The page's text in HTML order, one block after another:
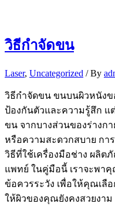
วิธีกำจัดขน
Laser, Uncategorized / By
วิธีกำจัดขน ขนบนผิวหนัง
ป้องกันตัวและความรู้สึก แ
ขน จากบางส่วนของร่างก
หรือความสะดวกสบาย กา
วิธีที่ใช้เครื่องมือช่าง ผลิต
แพทย์ ในคู่มือนี้ เราจะพา
ข้อควรระวัง เพื่อให้คุณเลื
ให้ผิวของคุณยังคงสวยงาม